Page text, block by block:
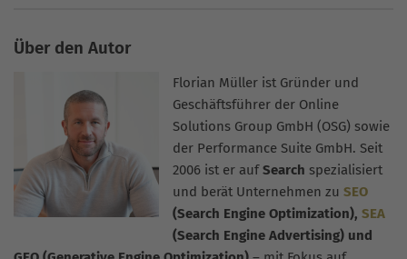
Über den Autor
Florian Müller ist Gründer und
Geschäftsführer der Online
Solutions Group GmbH (OSG) sowie
der Performance Suite GmbH. Seit
2006 ist er aufSearch spezialisiert
und berät Unternehmen zu SEO
(Search Engine Optimization), SEA
(Search Engine Advertising) und